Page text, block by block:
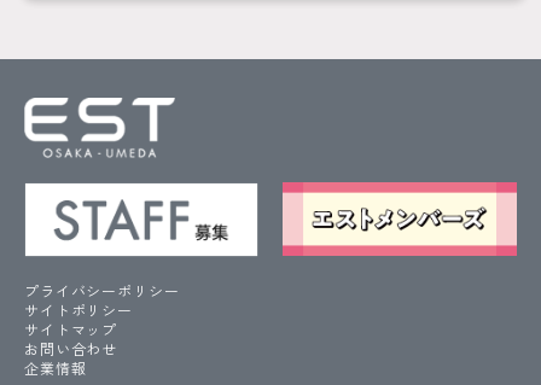
プライバシーポリシー
サイトポリシー
サイトマップ
お問い合わせ
企業情報